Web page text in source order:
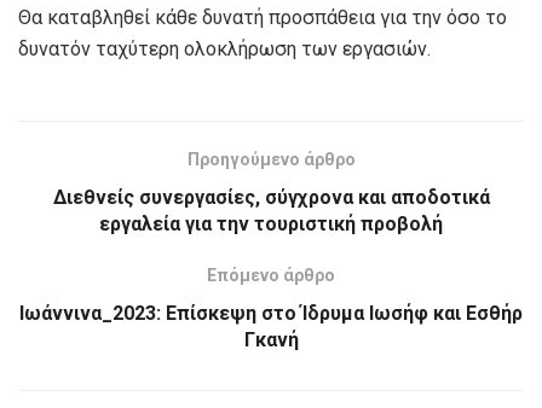
Θα καταβληθεί κάθε δυνατή προσπάθεια για την όσο το
δυνατόν ταχύτερη ολοκλήρωση των εργασιών.
Προηγούμενο άρθρο
Διεθνείς συνεργασίες, σύγχρονα και αποδοτικά
εργαλεία για την τουριστική προβολή
Επόμενο άρθρο
Ιωάννινα_2023: Επίσκεψη στο Ίδρυμα Ιωσήφ και Εσθήρ
Γκανή